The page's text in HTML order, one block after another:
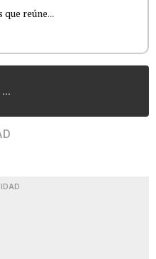
reúne...
...